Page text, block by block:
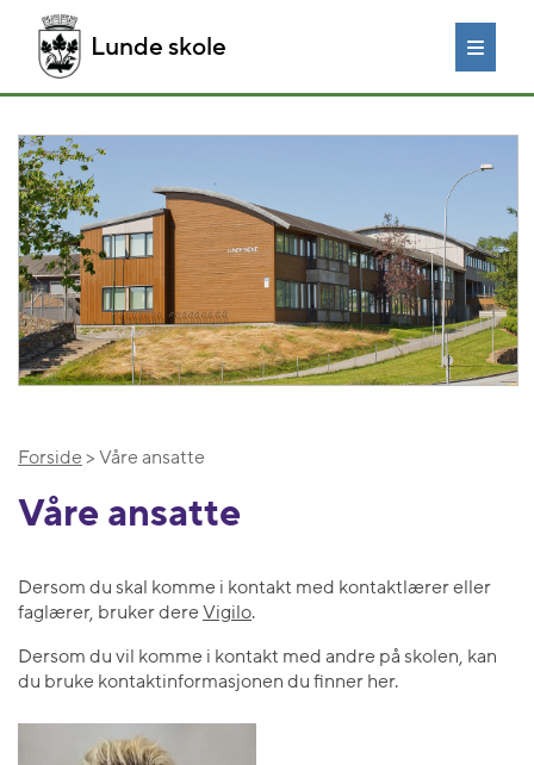
Lunde skole
Forside > Våre ansatte
Våre ansatte
Dersom du skal komme i kontakt med kontaktlærer eller
faglærer, bruker dere Vigilo.
Dersom du vil komme i kontakt med andre på skolen, kan
du bruke kontaktinformasjonen du finner her.